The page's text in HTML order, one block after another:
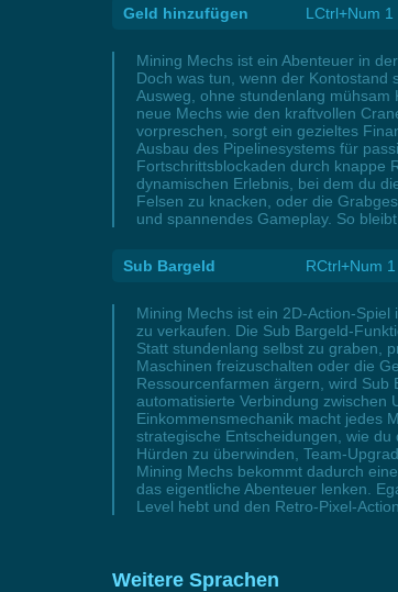
Geld hinzufügen LCtrl+Num 1
Mining Mechs ist ein Abenteuer in
Doch was tun, wenn der
Ausweg, ohne stundenlang
neue Mechs wie den kraftvollen
vorpreschen, sorgt ein gezieltes
Ausbau des Pipelinesystems für
Fortschrittsblockaden durch knappe
dynamischen Erlebnis, bei dem du
Felsen zu knacken, oder die
und spannendes Gameplay. So
Sub Bargeld RCtrl+Num 1
Mining Mechs ist ein 2D-Action-
zu verkaufen. Die Sub Bargeld-
Statt stundenlang selbst zu graben,
Maschinen freizuschalten oder die
Ressourcenfarmen ärgern, wird
automatisierte Verbindung zwischen
Einkommensmechanik macht jedes
strategische Entscheidungen, wie
Hürden zu überwinden, Team-
Mining Mechs bekommt dadurch
das eigentliche Abenteuer lenken.
Level hebt und den Retro-Pixel-
Weitere Sprachen